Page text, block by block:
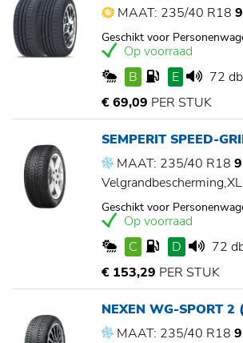
MAAT: 235/40 R18
Geschikt voor
Op voorraad
B
E
72 db
€ 69,09 PER STUK
SEMPERIT SPEED-
MAAT: 235/40 R18
Geschikt voor
Op voorraad
C
D
72
€ 153,29 PER STUK
NEXEN WG-SPORT 2
MAAT: 235/40 R18